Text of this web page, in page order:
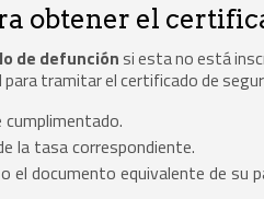
obtener el
de defunción si esta no está
tramitar el certificado de
la tasa correspondiente.
el documento equivalente de su